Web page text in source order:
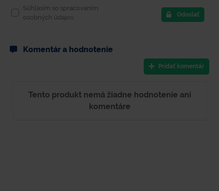
Súhlasím so spracovaním
osobných údajov.
Odoslať
Komentár a hodnotenie
Pridať komentár
Tento produkt nemá žiadne hodnotenie ani
komentáre